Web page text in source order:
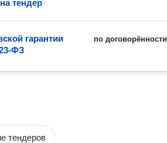
тендер
по договорённости
гарантии
ФЗ
тендеров